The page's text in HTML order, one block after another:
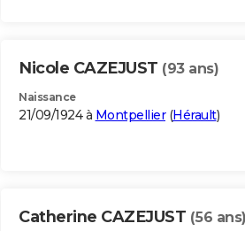
Nicole CAZEJUST (93 ans)
Naissance
21/09/1924 à Montpellier(Hérault)
Catherine CAZEJUST (56 ans)